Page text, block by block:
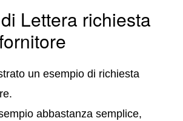
Lettera richiesta
un esempio di richiesta
abbastanza semplice,